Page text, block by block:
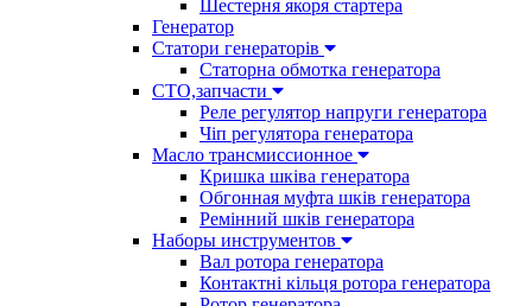
Шестерня якоря стартера
Генератор
Cтатори генераторів
Статорна обмотка генератора
СТО,запчасти
Реле регулятор напруги генератора
Чіп регулятора генератора
Масло трансмиссионное
Кришка шківа генератора
Обгонная муфта шків генератора
Ремінний шків генератора
Наборы инструментов
Вал ротора генератора
Контактні кільця ротора генератора